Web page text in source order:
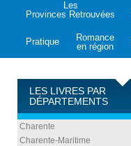
Les
Provinces Retrouvées
Pratique
Romance
en région
LES LIVRES PAR
DÉPARTEMENTS
Charente
Charente-Maritime